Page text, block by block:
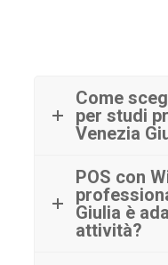
Come
per studi
Venezia
POS con
Giulia è
attività?